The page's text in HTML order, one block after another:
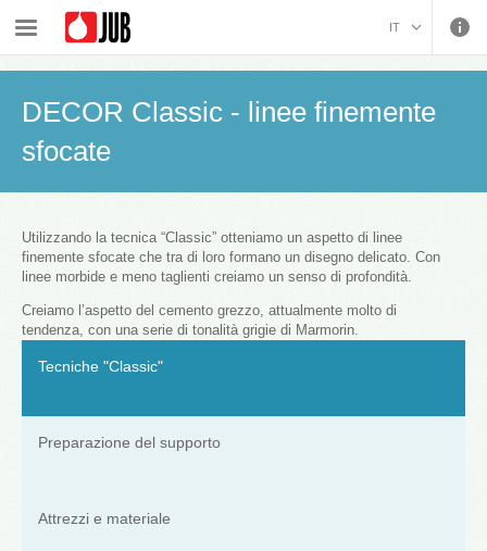
BOSANSKI (BOSNIAN)
ČEŠTINA (CZECH)
MAGYAR (HUNGARIAN)
IT
KOSOVA (KOSOVO)
МАКЕДОНСКИ
(MACEDONIAN)
ROMÂNĂ (ROMANIAN)
РУССКИЙ (RUSSIAN)
Idropitture per interni e linea decorativa
Tecniche decorative
DECOR Classic - linee finemente sfocate
DECOR Classic - linee finemente
sfocate
Utilizzando la tecnica “Classic” otteniamo un aspetto di linee
finemente sfocate che tra di loro formano un disegno delicato. Con
linee morbide e meno taglienti creiamo un senso di profondità.
Creiamo l’aspetto del cemento grezzo, attualmente molto di
tendenza, con una serie di tonalità grigie di Marmorin.
Tecniche "Classic"
Preparazione del supporto
Attrezzi e materiale